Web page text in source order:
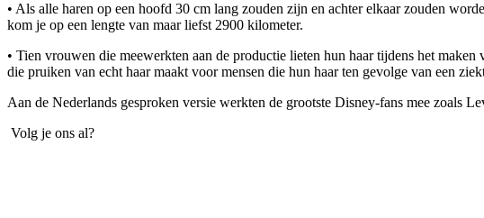
• Als alle haren op een hoofd 30 cm lang zouden zijn en achter elkaar zouden
kom je op een lengte van maar liefst 2900 kilometer.
• Tien vrouwen die meewerkten aan de productie lieten hun haar tijdens het
die pruiken van echt haar maakt voor mensen die hun haar ten gevolge van een
Aan de Nederlands gesproken versie werkten de grootste Disney-fans mee
Volg je ons al?